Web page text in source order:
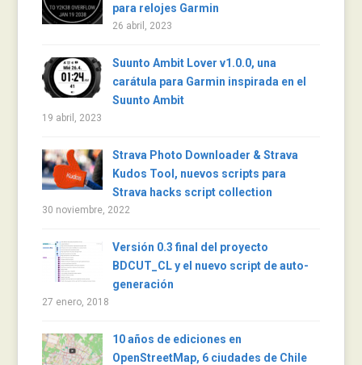
para relojes Garmin
26 abril, 2023
Suunto Ambit Lover v1.0.0, una
carátula para Garmin inspirada en el
Suunto Ambit
19 abril, 2023
Strava Photo Downloader & Strava
Kudos Tool, nuevos scripts para
Strava hacks script collection
30 noviembre, 2022
Versión 0.3 final del proyecto
BDCUT_CL y el nuevo script de auto-
generación
27 enero, 2018
10 años de ediciones en
OpenStreetMap, 6 ciudades de Chile